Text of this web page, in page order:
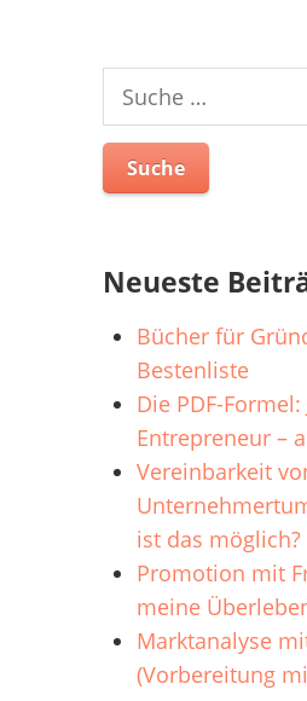
Suche
nach:
Neueste
Bücher für
Bestenliste
Die PDF-
Entrepreneur –
Vereinbarkeit
ist das möglich?
Promotion mit
meine
Marktanalyse
(Vorbereitung